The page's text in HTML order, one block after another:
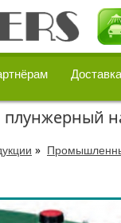
Доставка
»